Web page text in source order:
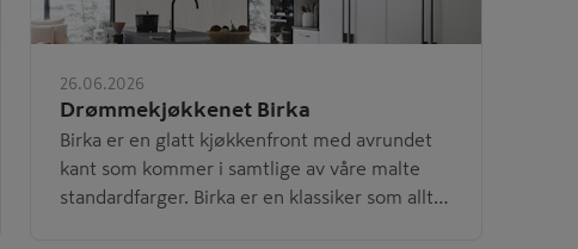
26.06.2026
Drømmekjøkkenet Birka
Birka er en glatt kjøkkenfront med avrundet
kant som kommer i samtlige av våre malte
standardfarger. Birka er en klassiker som alltid